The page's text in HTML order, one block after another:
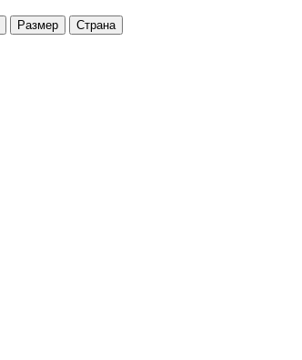
Размер Страна